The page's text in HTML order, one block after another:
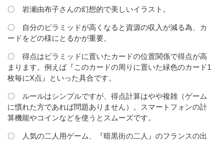
〇 岩瀬由布子さんの幻想的で美しいイラスト。
〇 自分のピラミッドが高くなると資源の収入が減る為、カ
ードをどの様にとるかが重要。
〇 得点はピラミッドに置いたカードの位置関係で得点が高
まります。例えば『このカードの周りに置いた緑色のカード1
枚毎にX点』といった具合です。
〇 ルールはシンプルですが、得点計算はやや複雑（ゲーム
に慣れた方であれば問題ありません）。スマートフォンの計
算機能やコインなどを使うとスムーズです。
〇 人気の二人用ゲーム、『暗黒街の二人』のフランスの出